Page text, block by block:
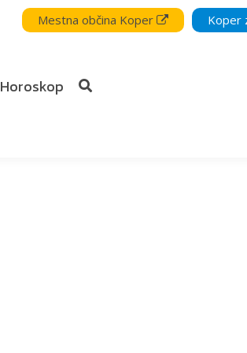
Mestna občina Koper Koper
Horoskop